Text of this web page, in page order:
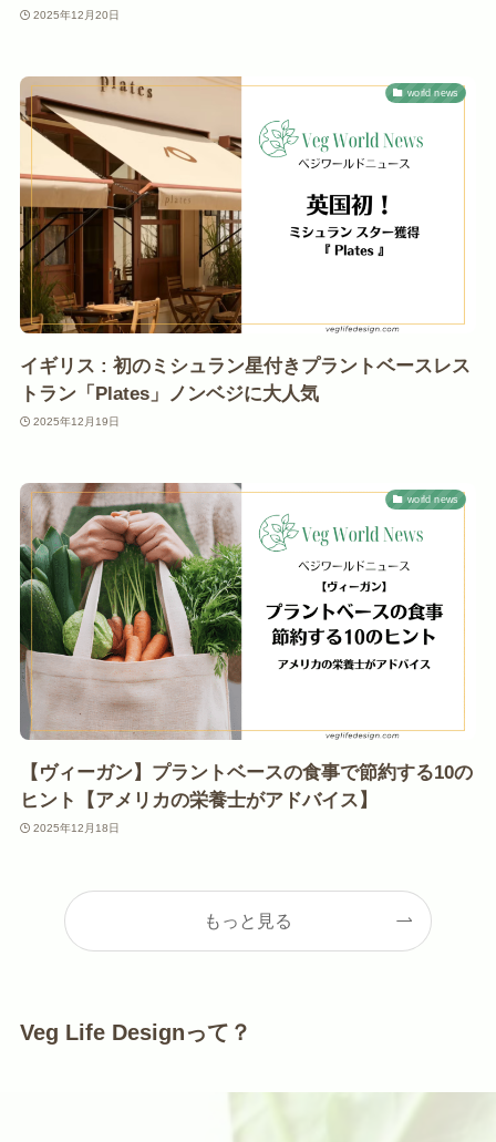
2025年12月20日
world news
イギリス : 初のミシュラン星付きプラントベースレス
トラン「Plates」ノンベジに大人気
2025年12月19日
world news
【ヴィーガン】プラントベースの食事で節約する10の
ヒント【アメリカの栄養士がアドバイス】
2025年12月18日
もっと見る
Veg Life Designって？